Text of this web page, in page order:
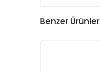
Benzer Ürünler